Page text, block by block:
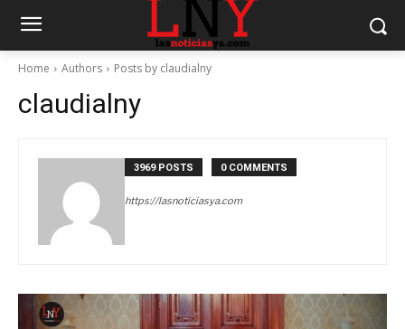
Home Authors Posts by claudialny
claudialny
3969 POSTS 0 COMMENTS
https://lasnoticiasya.com